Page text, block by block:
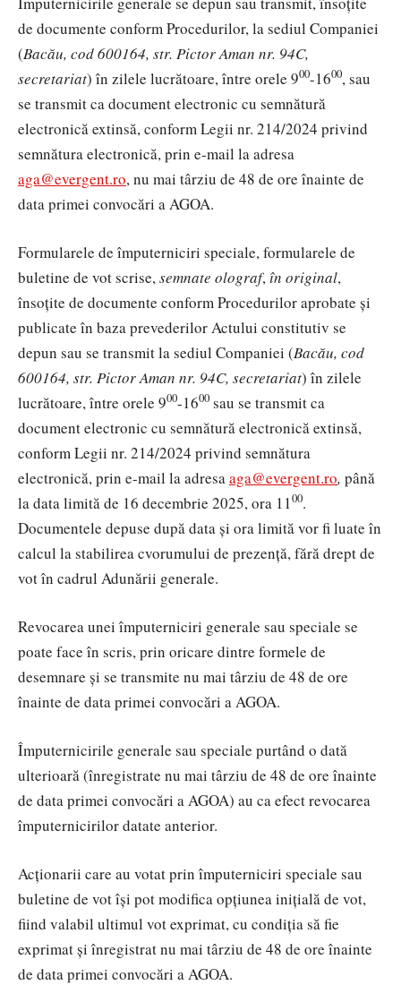
de documente conform Procedurilor, la sediul Companiei
(Bacău, cod 600164, str. Pictor Aman nr. 94C,
secretariat) în zilele lucrătoare, între orele 900-1600, sau
se transmit ca document electronic cu semnătură
electronică extinsă, conform Legii nr. 214/2024 privind
semnătura electronică, prin e-mail la adresa
aga@evergent.ro, nu mai târziu de 48 de ore înainte de
data primei convocări a AGOA.
Formularele de împuterniciri speciale, formularele de
buletine de vot scrise, semnate olograf, în original,
însoțite de documente conform Procedurilor aprobate și
publicate în baza prevederilor Actului constitutiv se
depun sau se transmit la sediul Companiei (Bacău, cod
600164, str. Pictor Aman nr. 94C, secretariat) în zilele
lucrătoare, între orele 900-1600 sau se transmit ca
document electronic cu semnătură electronică extinsă,
conform Legii nr. 214/2024 privind semnătura
electronică, prin e-mail la adresa aga@evergent.ro, până
la data limită de 16 decembrie 2025, ora 11 00.
Documentele depuse după data și ora limită vor fi luate în
calcul la stabilirea cvorumului de prezență, fără drept de
vot în cadrul Adunării generale.
Revocarea unei împuterniciri generale sau speciale se
poate face în scris, prin oricare dintre formele de
desemnare şi se transmite nu mai târziu de 48 de ore
înainte de data primei convocări a AGOA.
Împuternicirile generale sau speciale purtând o dată
ulterioară (înregistrate nu mai târziu de 48 de ore înainte
de data primei convocări a AGOA) au ca efect revocarea
împuternicirilor datate anterior.
Acționarii care au votat prin împuterniciri speciale sau
buletine de vot își pot modifica opțiunea inițială de vot,
fiind valabil ultimul vot exprimat, cu condiția să fie
exprimat și înregistratnu mai târziu de 48 de ore înainte
de data primei convocări a AGOA.